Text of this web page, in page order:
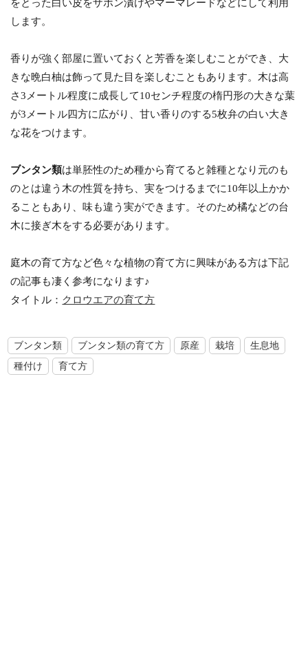
をとった白い皮をザボン漬けやマーマレードなどにして利用
します。
香りが強く部屋に置いておくと芳香を楽しむことができ、大
きな晩白柚は飾って見た目を楽しむこともあります。木は高
さ3メートル程度に成長して10センチ程度の楕円形の大きな葉
が3メートル四方に広がり、甘い香りのする5枚弁の白い大き
な花をつけます。
ブンタン類は単胚性のため種から育てると雑種となり元のも
のとは違う木の性質を持ち、実をつけるまでに10年以上かか
ることもあり、味も違う実ができます。そのため橘などの台
木に接ぎ木をする必要があります。
庭木の育て方など色々な植物の育て方に興味がある方は下記
の記事も凄く参考になります♪
タイトル： クロウエアの育て方
ブンタン類 ブンタン類の育て方 原産 栽培
生息地
種付け
育て方